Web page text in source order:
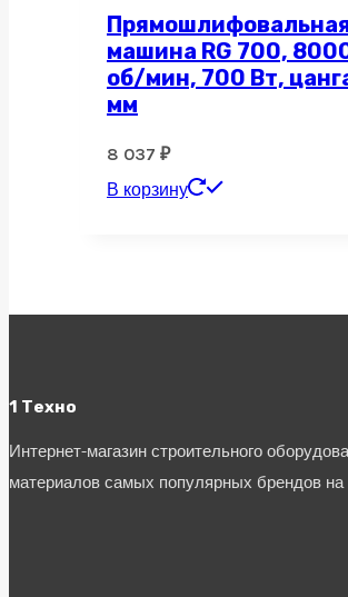
машина RG 700,
об/мин, 700 Вт,
мм
8 037 ₽
В корзину
1 Техно
Интернет-магазин строительного
материалов самых популярных брендов